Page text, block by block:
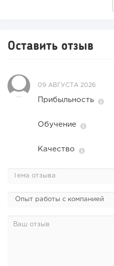
Конференции августа 2026:
Оставить отзыв
09 АВГУСТА 2026
Прибыльность
Обучение
Качество